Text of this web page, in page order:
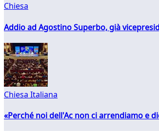
Chiesa
Addio ad Agostino Superbo, già
Chiesa Italiana
«Perché noi dell'Ac non ci arrendiamo e